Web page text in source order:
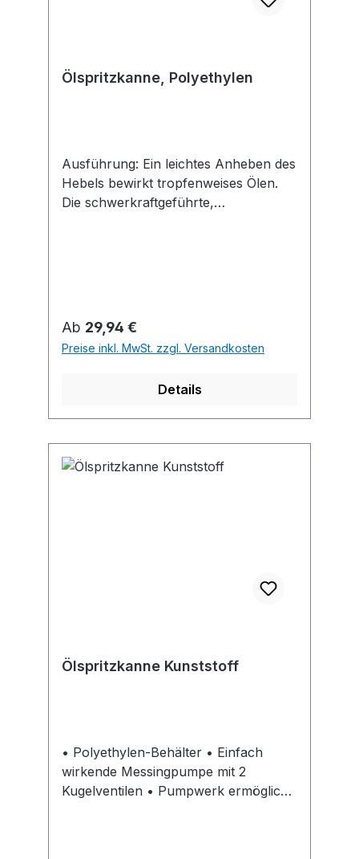
Ölspritzkanne, Polyethylen
Ausführung: Ein leichtes Anheben des
Hebels bewirkt tropfenweises Ölen.
Die schwerkraftgeführte,
Nicht für aggressive Öle geeignet.
Behälter aus Polyethylen, mit einfach
wirkender Messing-Druckpumpe.
Regulärer Preis:
Ab 29,94 €
Preise inkl. MwSt. zzgl. Versandkosten
Details
Ölspritzkanne Kunststoff
• Polyethylen-Behälter • Einfach
wirkende Messingpumpe mit 2
Kugelventilen • Pumpwerk ermöglicht